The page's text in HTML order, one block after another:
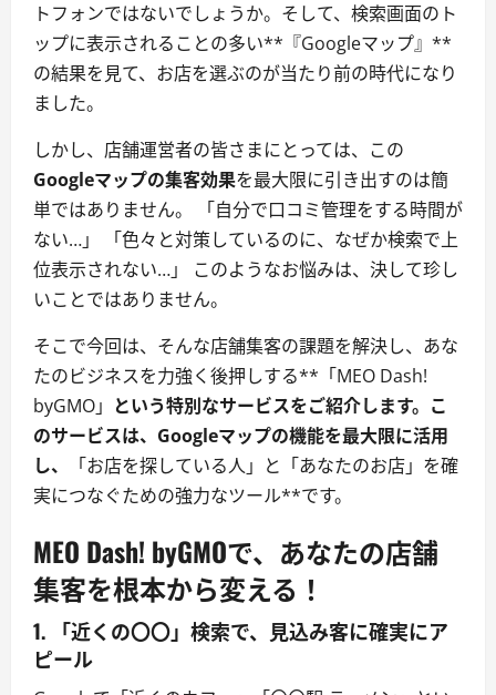
トフォンではないでしょうか。そして、検索画面のト
ップに表示されることの多い**『Googleマップ』**
の結果を見て、お店を選ぶのが当たり前の時代になり
ました。
しかし、店舗運営者の皆さまにとっては、この
Googleマップの集客効果を最大限に引き出すのは簡
単ではありません。 「自分で口コミ管理をする時間が
ない…」 「色々と対策しているのに、なぜか検索で上
位表示されない…」 このようなお悩みは、決して珍し
いことではありません。
そこで今回は、そんな店舗集客の課題を解決し、あな
たのビジネスを力強く後押しする**「MEO Dash!
byGMO」 という特別なサービスをご紹介します。こ
のサービスは、Googleマップの機能を最大限に活用
し、
「お店を探している人」と「あなたのお店」を確
実につなぐための強力なツール**です。
MEO Dash! byGMOで、あなたの店舗
集客を根本から変える！
1. 「近くの〇〇」検索で、見込み客に確実にア
ピール